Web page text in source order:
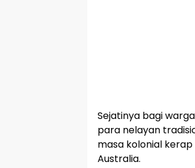
Sejatinya bagi
para nelayan
masa kolonial
Australia.